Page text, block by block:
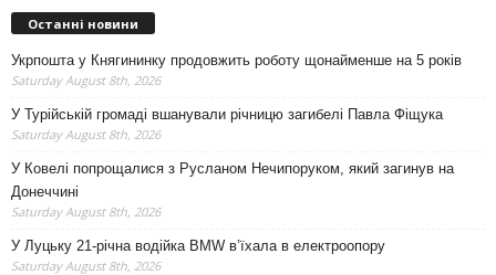
Останні новини
Укрпошта у Княгининку продовжить роботу щонайменше на 5 років
Saturday August 8th, 2026
У Турійській громаді вшанували річницю загибелі Павла Фіщука
Saturday August 8th, 2026
У Ковелі попрощалися з Русланом Нечипоруком, який загинув на
Донеччині
Saturday August 8th, 2026
У Луцьку 21-річна водійка BMW в’їхала в електроопору
Saturday August 8th, 2026